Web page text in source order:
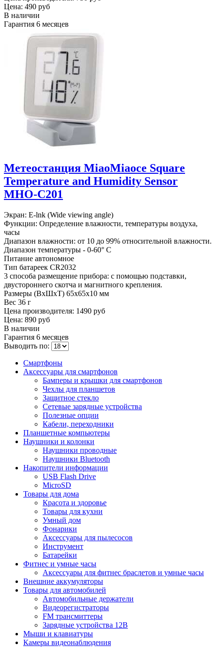
Цена: 490 руб
В наличии
Гарантия 6 месяцев
Метеостанция MiaoMiaoce Square
Temperature and Humidity Sensor
MHO-C201
Экран: E-lnk (Wide viewing angle)
Функции: Определение влажности, температуры воздуха,
часы
Диапазон влажности: от 10 до 99% относительной влажности.
Диапазон температуры - 0-60° C
Питание автономное
Тип батареек CR2032
3 способа размещение прибора: с помощью подставки,
двустороннего скотча и магнитного крепления.
Размеры (ВхШхТ) 65х65х10 мм
Вес 36 г
Цена производителя: 1490 руб
Цена: 890 руб
В наличии
Гарантия 6 месяцев
Выводить по:
Смартфоны
Аксессуары для смартфонов
Бамперы и крышки для смартфонов
Чехлы для планшетов
Защитное стекло
Сетевые зарядные устройства
Полезные опции
Кабели, переходники
Планшетные компьютеры
Наушники и колонки
Наушники проводные
Наушники Bluetooth
Накопители информации
USB Flash Drive
MicroSD
Товары для дома
Красота и здоровье
Товары для кухни
Умный дом
Фонарики
Аксессуары для пылесосов
Инструмент
Батарейки
Фитнес и умные часы
Аксессуары для фитнес браслетов и умные часы
Внешние аккумуляторы
Товары для автомобилей
Автомобильные держатели
Видеорегистраторы
FM трансмиттеры
Зарядные устройства 12В
Мыши и клавиатуры
Камеры видеонаблюдения